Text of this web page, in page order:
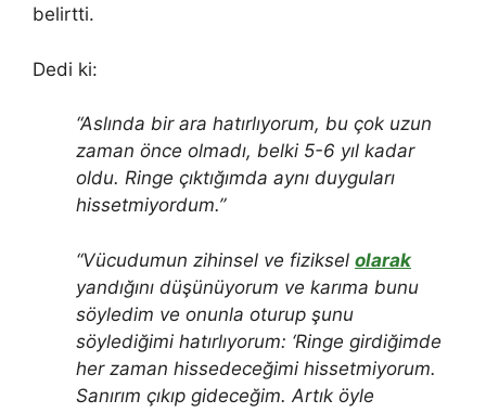
belirtti.
Dedi ki:
“Aslında bir ara hatırlıyorum, bu çok uzun
zaman önce olmadı, belki 5-6 yıl kadar
oldu. Ringe çıktığımda aynı duyguları
hissetmiyordum.”
“Vücudumun zihinsel ve fiziksel olarak
yandığını düşünüyorum ve karıma bunu
söyledim ve onunla oturup şunu
söylediğimi hatırlıyorum: ‘Ringe girdiğimde
her zaman hissedeceğimi hissetmiyorum.
Sanırım çıkıp gideceğim. Artık öyle